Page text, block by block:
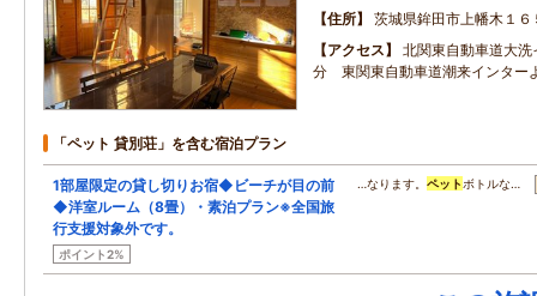
住所
茨城県鉾田市上幡木１６
アクセス
北関東自動車道大
分 東関東自動車道潮来インター
「ペット 貸別荘」を含む宿泊プラン
1部屋限定の貸し切りお宿◆ビーチが目の前
◆洋室ルーム（8畳）・素泊プラン※全国旅
行支援対象外です。
ポイント2%
…なります。 ペット ボトルな…